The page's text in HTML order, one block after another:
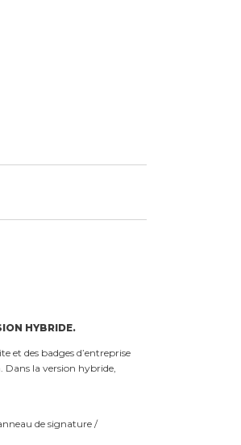
HYBRIDE.
et des badges d’entreprise
Dans la version hybride,
de signature /